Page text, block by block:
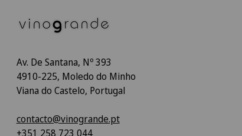
Av. De Santana, Nº 393
4910-225, Moledo do Minho
Viana do Castelo, Portugal
contacto@vinogrande.pt
+351 258 723 044